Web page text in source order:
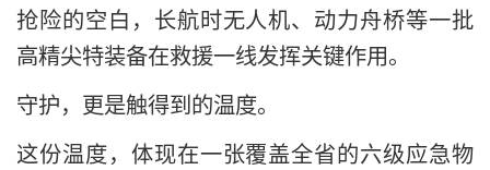
抢险的空白，长航时无人机、动力舟桥等一批
高精尖特装备在救援一线发挥关键作用。
守护，更是触得到的温度。
这份温度，体现在一张覆盖全省的六级应急物